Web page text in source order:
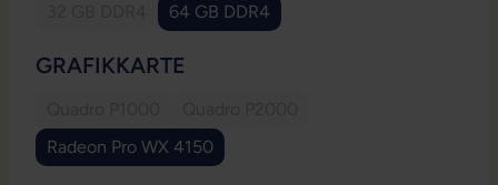
(Diese Option ist zurzeit nicht verfügbar.)
64 GB DDR4
GRAFIKKARTE
Radeon Pro WX 4150